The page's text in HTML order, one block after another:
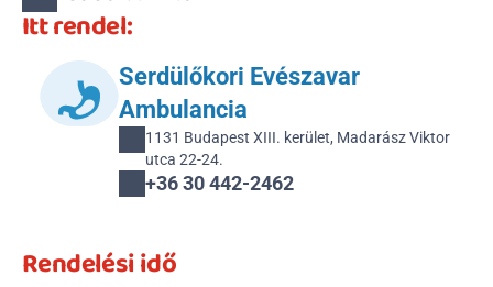
Itt rendel:
Serdülőkori Evészavar
Ambulancia
1131 Budapest XIII. kerület, Madarász Viktor
utca 22-24.
+36 30 442-2462
Rendelési idő